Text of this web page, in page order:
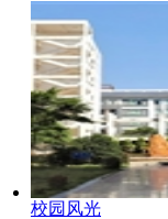
校园风光